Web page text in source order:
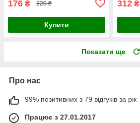
176 ₴ 220 ₴
Купити
312 ₴
Показати ще
Про нас
99% позитивних з 79 відгуків за рік
Працює з 27.01.2017